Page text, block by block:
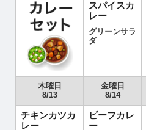
スパイスカ
レー
グリーンサラ
ダ
木曜日
8/13
金曜日
8/14
チキンカツカ
レー
ビーフカレ
ー